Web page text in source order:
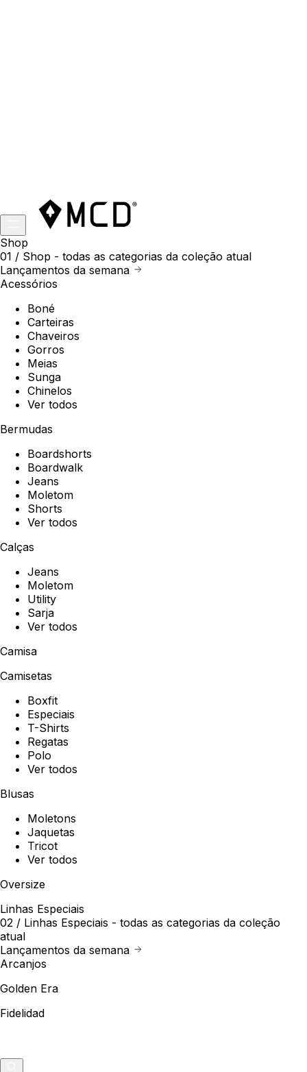
Shop
01 / Shop - todas as categorias da coleção atual
Lançamentos da semana
Acessórios
Boné
Carteiras
Chaveiros
Gorros
Meias
Sunga
Chinelos
Ver todos
Bermudas
Boardshorts
Boardwalk
Jeans
Moletom
Shorts
Ver todos
Calças
Jeans
Moletom
Utility
Sarja
Ver todos
Camisa
Camisetas
Boxfit
Especiais
T-Shirts
Regatas
Polo
Ver todos
Blusas
Moletons
Jaquetas
Tricot
Ver todos
Oversize
Linhas Especiais
02 / Linhas Especiais - todas as categorias da coleção
atual
Lançamentos da semana
Arcanjos
Golden Era
Fidelidad